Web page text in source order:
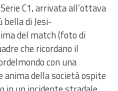
Serie C1, arrivataall’ottava
bella di Jesi-
del match(foto di
che ricordano il
con una
anima della società ospite